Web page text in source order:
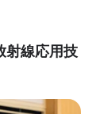
射線応用技